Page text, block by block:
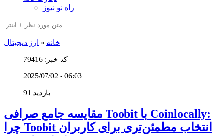
راه نو نیوز
خانه » ارز دیجیتال
کد خبر: 79416
2025/07/02 - 06:03
91 بازدید
مقایسه جامع صرافی Toobit با Coinlocally:
چرا Toobit انتخاب مطمئن‌تری برای کاربران